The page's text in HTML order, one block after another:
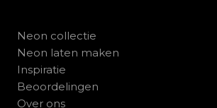
Neon collectie
Neon laten maken
Inspiratie
Beoordelingen
Over ons